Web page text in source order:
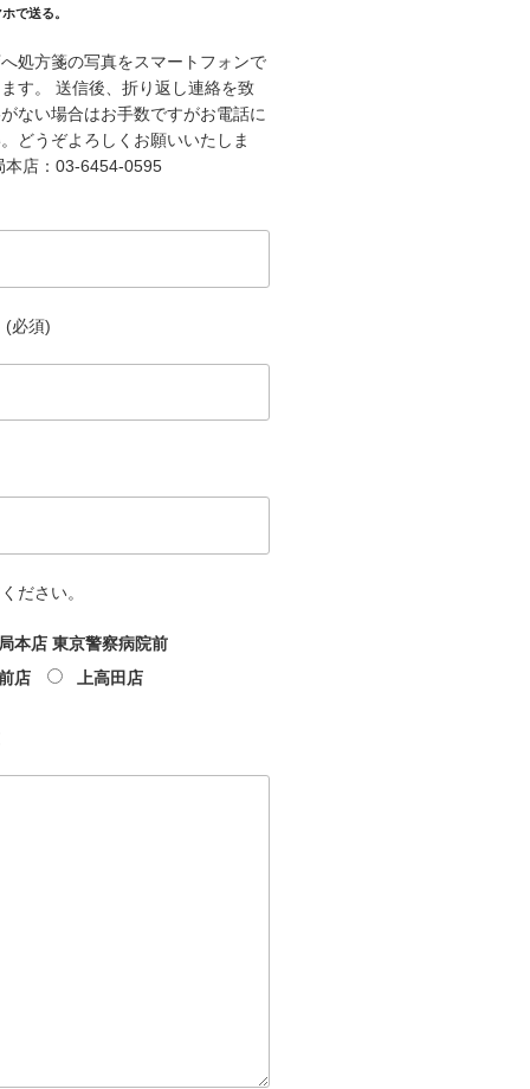
で送る。
処方箋の写真をスマートフォンで
す。 送信後、折り返し連絡を致
ない場合はお手数ですがお電話に
どうぞよろしくお願いいたしま
本店：03-6454-0595
(必須)
ださい。
本店 東京警察病院前
店
上高田店